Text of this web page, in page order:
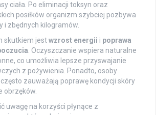
ciała. Po eliminacji toksyn oraz
posiłków organizm szybciej pozbywa
i zbędnych kilogramów.
skutkiem jestwzrost energii i poprawa
. Oczyszczanie wspiera naturalne
co umożliwia lepsze przyswajanie
z pożywienia. Ponadto, osoby
zauważają poprawę kondycji skóry
obrzęków.
uwagę na korzyści płynące z